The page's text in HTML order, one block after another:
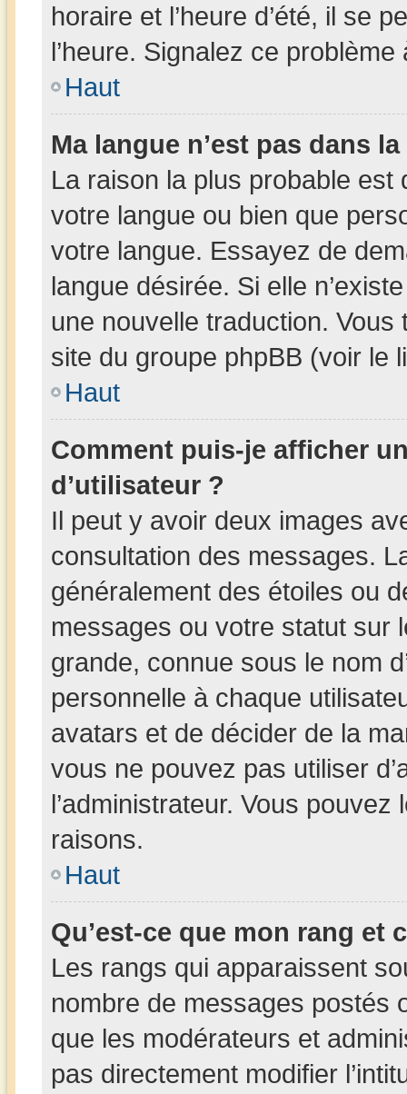
horaire et l’heure d’été, il se
l’heure. Signalez ce problème
Haut
Ma langue n’est pas dans
La raison la plus probable est
votre langue ou bien que
votre langue. Essayez de
langue désirée. Si elle
une nouvelle traduction. Vous
site du groupe phpBB (voir le
Haut
Comment puis-je afficher
d’utilisateur ?
Il peut y avoir deux images
consultation des messages.
généralement des étoiles ou
messages ou votre statut sur
grande, connue sous le nom
personnelle à chaque
avatars et de décider de la
vous ne pouvez pas utiliser
l’administrateur. Vous
raisons.
Haut
Qu’est-ce que mon rang et
Les rangs qui apparaissent
nombre de messages postés
que les modérateurs et
pas directement modifier